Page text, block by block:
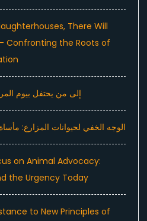
There Will
Confronting the Roots of
إلى من يحتفل بيوم
الوجه الخفي لحيوانات المزارع:
on Animal Advocacy:
the Urgency Today
to New Principles of